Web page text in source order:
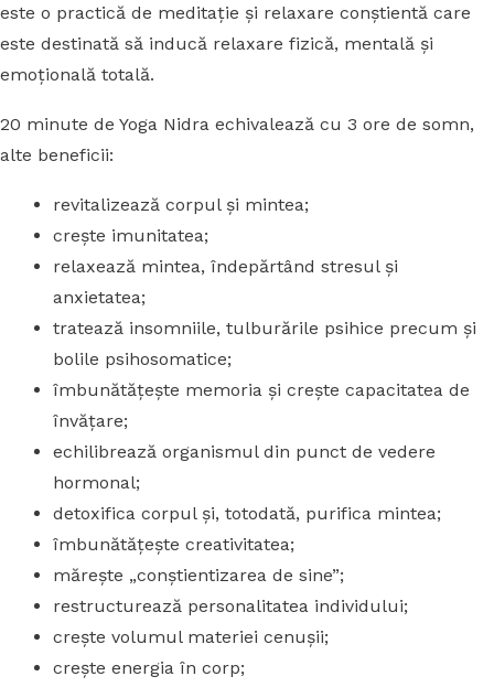
este o practică de meditaţie şi relaxare conştientă care
este destinată să inducă relaxare fizică, mentală şi
emoţională totală.
20 minute de Yoga Nidra echivalează cu 3 ore de somn,
alte beneficii:
revitalizează corpul şi mintea;
creşte imunitatea;
relaxează mintea, îndepărtând stresul şi
anxietatea;
tratează insomniile, tulburările psihice precum şi
bolile psihosomatice;
îmbunătăţeşte memoria şi creşte capacitatea de
învăţare;
echilibrează organismul din punct de vedere
hormonal;
detoxifica corpul şi, totodată, purifica mintea;
îmbunătăţeşte creativitatea;
măreşte „conştientizarea de sine”;
restructurează personalitatea individului;
crește volumul materiei cenușii;
crește energia în corp;